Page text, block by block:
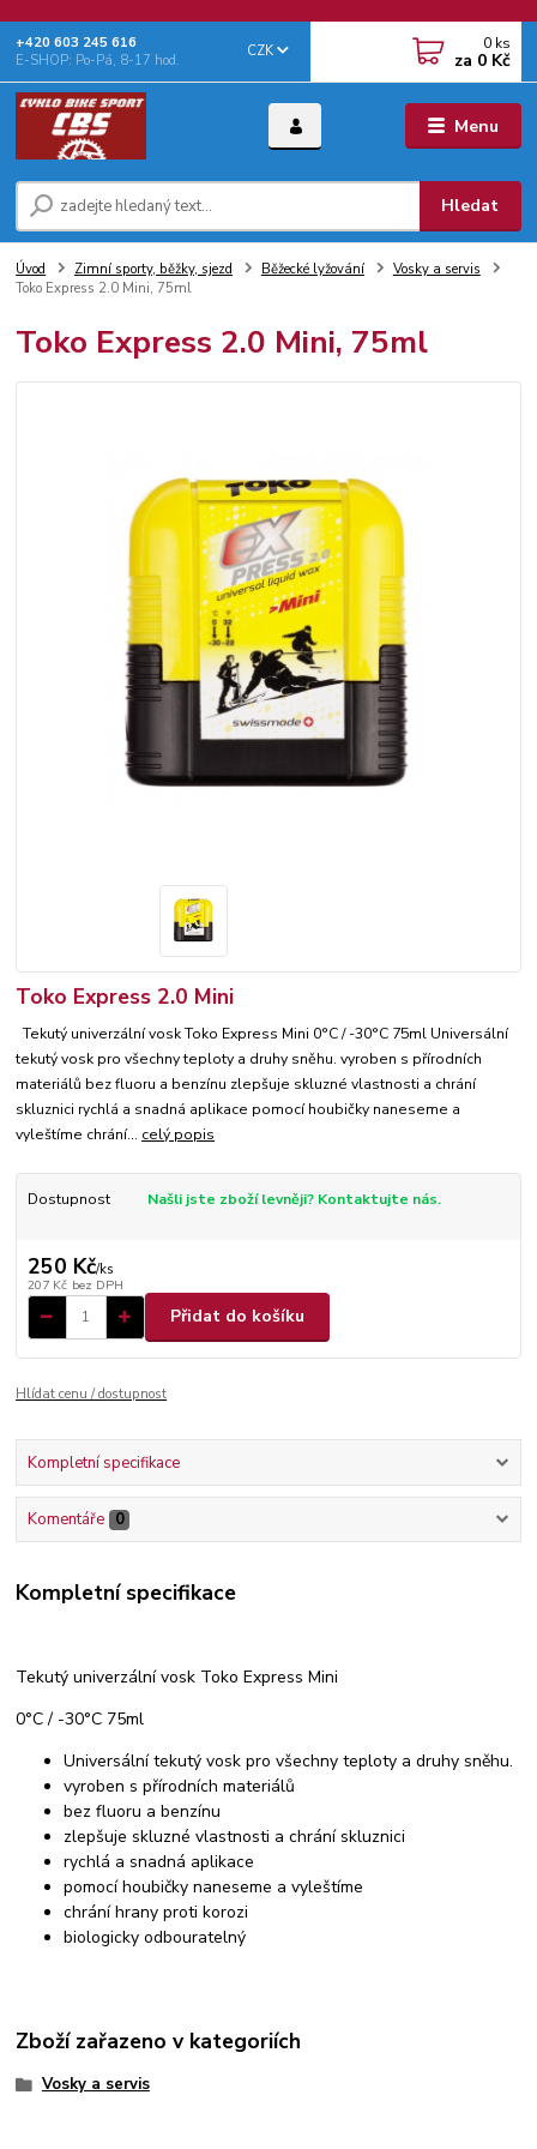
Menu
CZK
Hledat
+‭420 603 245 616‬
E-SHOP: Po-Pá, 8-17 hod.
0 ks
za 0 Kč
Úvod Zimní sporty, běžky, sjezd Běžecké lyžování
Vosky a servis
Toko Express 2.0 Mini, 75ml
Toko Express 2.0 Mini, 75ml
Toko Express 2.0 Mini
Tekutý univerzální vosk Toko Express Mini 0°C / -30°C 75ml Universální
tekutý vosk pro všechny teploty a druhy sněhu. vyroben s přírodních
materiálů bez fluoru a benzínu zlepšuje skluzné vlastnosti a chrání
skluznici rychlá a snadná aplikace pomocí houbičky naneseme a
vyleštíme chrání... celý popis
Dostupnost Našli jste zboží levněji? Kontaktujte nás.
250 Kč/ks
207 Kč bez DPH
Přidat do košíku
Hlídat cenu / dostupnost
Kompletní specifikace
Komentáře 0
Kompletní specifikace
Tekutý univerzální vosk Toko Express Mini
0°C / -30°C 75ml
Universální tekutý vosk pro všechny teploty a druhy sněhu.
vyroben s přírodních materiálů
bez fluoru a benzínu
zlepšuje skluzné vlastnosti a chrání skluznici
rychlá a snadná aplikace
pomocí houbičky naneseme a vyleštíme
chrání hrany proti korozi
biologicky odbouratelný
Zboží zařazeno v kategoriích
Vosky a servis